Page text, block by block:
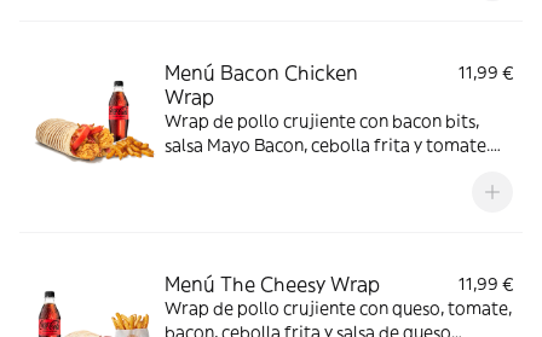
Menú Bacon Chicken
Wrap
11,99 €
Wrap de pollo crujiente con bacon bits,
salsa Mayo Bacon, cebolla frita y tomate.
Menú The Cheesy Wrap
11,99 €
Wrap de pollo crujiente con queso, tomate,
bacon, cebolla frita y salsa de queso